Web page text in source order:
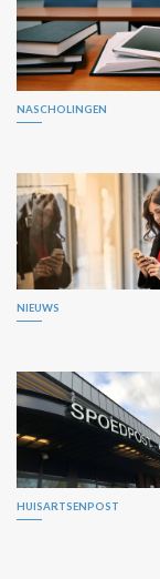
NASCHOLINGEN
NIEUWS
HUISARTSENPOST